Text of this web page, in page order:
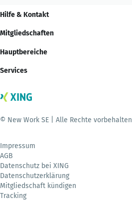
Hilfe & Kontakt
Mitgliedschaften
Hauptbereiche
Services
© New Work SE | Alle Rechte vorbehalten
Impressum
AGB
Datenschutz bei XING
Datenschutzerklärung
Mitgliedschaft kündigen
Tracking